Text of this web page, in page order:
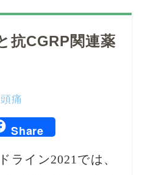
抗CGRP関連薬
頭痛
Share
ライン2021では、